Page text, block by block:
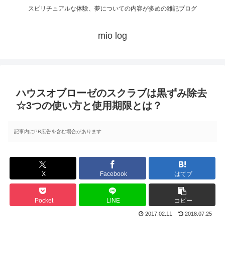
スピリチュアルな体験、夢についての内容が多めの雑記ブログ
mio log
ハウスオブローゼのスクラブは黒ずみ除去
☆3つの使い方と使用期限とは？
記事内にPR広告を含む場合があります
X Facebook はてブ
Pocket LINE コピー
2017.02.11 2018.07.25